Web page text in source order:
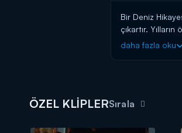
Bir Deniz
çıkartır.
daha fazla oku
ÖZEL KLİPLERSırala